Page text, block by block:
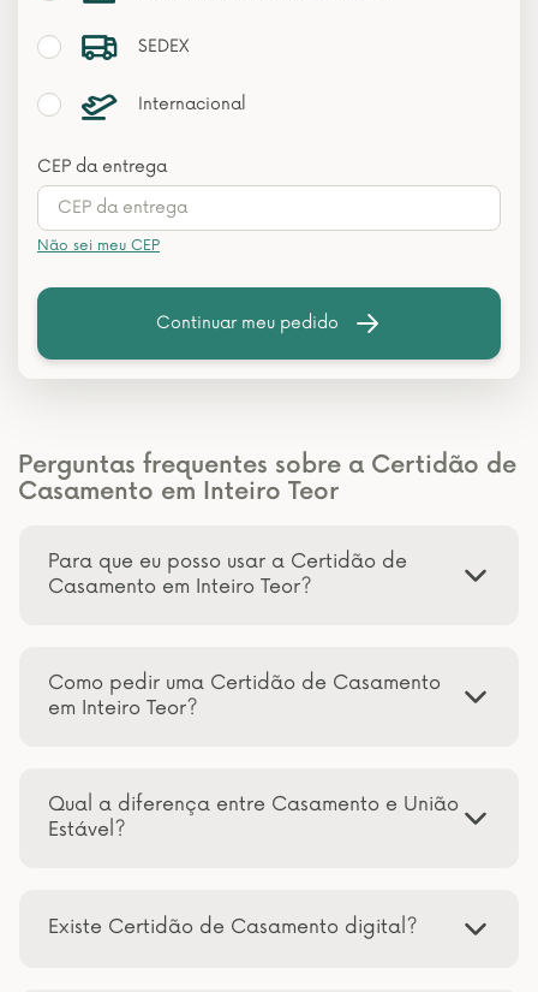
SEDEX
Internacional
CEP da entrega
Não sei meu CEP
Continuar meu pedido
Perguntas frequentes sobre a Certidão de
Casamento em Inteiro Teor
Para que eu posso usar a Certidão de
Casamento em Inteiro Teor?
Como pedir uma Certidão de Casamento
em Inteiro Teor?
Qual a diferença entre Casamento e União
Estável?
Existe Certidão de Casamento digital?